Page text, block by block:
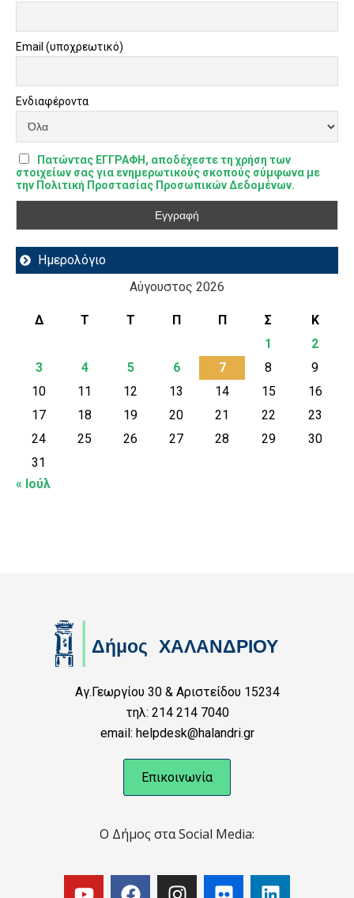
Email (υποχρεωτικό)
Ενδιαφέροντα
Πατώντας ΕΓΓΡΑΦΗ, αποδέχεστε τη χρήση των
στοιχείων σας για ενημερωτικούς σκοπούς σύμφωνα με
την Πολιτική Προστασίας Προσωπικών Δεδομένων.
Ημερολόγιο
Αύγουστος 2026
Δ Τ Τ Π Π Σ
Κ
1
2
3
4 5 6 7 8
9
10
11 12 13 14 15
16
17
18 19 20 21 22
23
24
25 26 27 28 29
30
31
« Ιούλ
Αγ.Γεωργίου 30 & Αριστείδου 15234
τηλ: 214 214 7040
email: helpdesk@halandri.gr
Επικοινωνία
Ο Δήμος στα Social Media: